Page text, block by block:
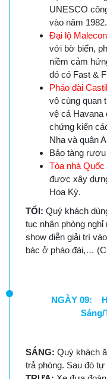
UNESCO
vào năm 1982.
Đại lộ Malecon
với bờ biển,
niềm cảm
đó có Fast &
Pháo đài
vô cùng quan
vệ cả Havana
chứng kiến
Nha và quân
Bảo tàng
Tòa nhà Quốc
được xây
Hoa Kỳ.
TỐI: Quý khách
tục nhận phòng
show diễn giải trí
bác ở pháo đài,…
NGÀY 09:
SÁNG: Quý khách
trả phòng. Sau đó